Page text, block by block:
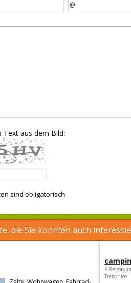
Text aus dem Bild:
sind obligatorisch
die Sie könnten auch
K
Trebonice